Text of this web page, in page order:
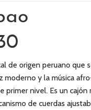
de origen peruano que
moderno y la música
primer nivel. Es un
de cuerdas